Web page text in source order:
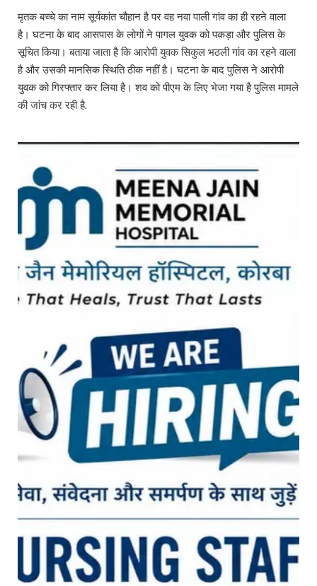
मृतक बच्चे का नाम सूर्यकांत चौहान है पर वह नवा पाली गांव का ही रहने वाला
है। घटना के बाद आसपास के लोगों ने पागल युवक को पकड़ा और पुलिस के
सूचित किया। बताया जाता है कि आरोपी युवक सिकुल भठली गांव का रहने वाला
है और उसकी मानसिक स्थिति ठीक नहीं है। घटना के बाद पुलिस ने आरोपी
युवक को गिरफ्तार कर लिया है। शव को पीएम के लिए भेजा गया है पुलिस मामले
की जांच कर रही है.